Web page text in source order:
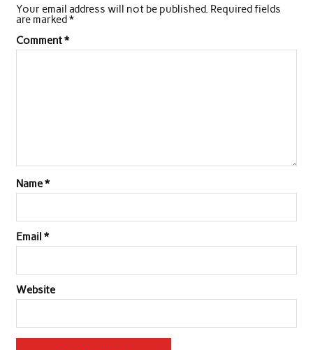
b
o
t
e
r
s
p
e
I
l
e
Your email address will not be published. Required fields
are marked*
Comment*
Name*
Email *
Website